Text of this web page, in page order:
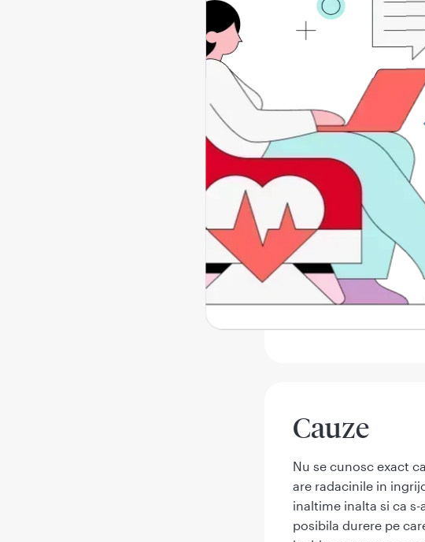
Cine
Acrofobia poate
acrofobia, sunt mai
adolescenti si adultii
specifice.
Cat de
Acrofobia este una
Cauze
Nu se cunosc exact
are radacinile in
inaltime inalta si ca
posibila durere pe